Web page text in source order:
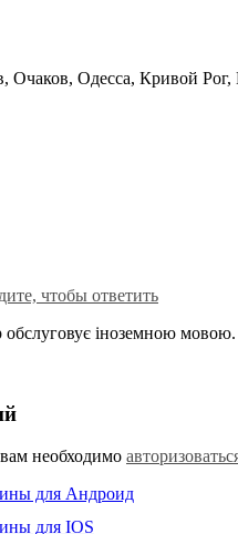
Очаков, Одесса, Кривой Рог,
чтобы ответить
іноземною
необходимо